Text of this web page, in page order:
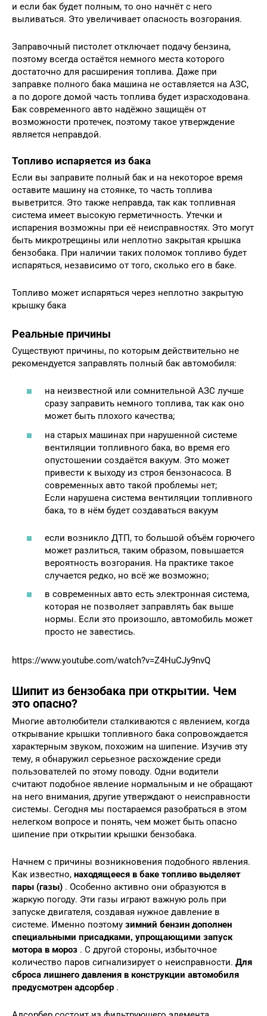
и если бак будет полным, то оно начнёт с него
выливаться. Это увеличивает опасность возгорания.
Заправочный пистолет отключает подачу бензина,
поэтому всегда остаётся немного места которого
достаточно для расширения топлива. Даже при
заправке полного бака машина не оставляется на АЗС,
а по дороге домой часть топлива будет израсходована.
Бак современного авто надёжно защищён от
возможности протечек, поэтому такое утверждение
является неправдой.
Топливо испаряется из бака
Если вы заправите полный бак и на некоторое время
оставите машину на стоянке, то часть топлива
выветрится. Это также неправда, так как топливная
система имеет высокую герметичность. Утечки и
испарения возможны при её неисправностях. Это могут
быть микротрещины или неплотно закрытая крышка
бензобака. При наличии таких поломок топливо будет
испаряться, независимо от того, сколько его в баке.
Топливо может испаряться через неплотно закрытую
крышку бака
Реальные причины
Существуют причины, по которым действительно не
рекомендуется заправлять полный бак автомобиля:
на неизвестной или сомнительной АЗС лучше
сразу заправить немного топлива, так как оно
может быть плохого качества;
на старых машинах при нарушенной системе
вентиляции топливного бака, во время его
опустошении создаётся вакуум. Это может
привести к выходу из строя бензонасоса. В
современных авто такой проблемы нет;
Если нарушена система вентиляции топливного
бака, то в нём будет создаваться вакуум
если возникло ДТП, то большой объём горючего
может разлиться, таким образом, повышается
вероятность возгорания. На практике такое
случается редко, но всё же возможно;
в современных авто есть электронная система,
которая не позволяет заправлять бак выше
нормы. Если это произошло, автомобиль может
просто не завестись.
https://www.youtube.com/watch?v=Z4HuCJy9nvQ
Шипит из бензобака при открытии. Чем
это опасно?
Многие автолюбители сталкиваются с явлением, когда
открывание крышки топливного бака сопровождается
характерным звуком, похожим на шипение. Изучив эту
тему, я обнаружил серьезное расхождение среди
пользователей по этому поводу. Одни водители
считают подобное явление нормальным и не обращают
на него внимания, другие утверждают о неисправности
системы. Сегодня мы постараемся разобраться в этом
нелегком вопросе и понять, чем может быть опасно
шипение при открытии крышки бензобака.
Начнем с причины возникновения подобного явления.
Как известно, находящееся в баке топливо выделяет
пары (газы) . Особенно активно они образуются в
жаркую погоду. Эти газы играют важную роль при
запуске двигателя, создавая нужное давление в
системе. Именно поэтому зимний бензин дополнен
специальными присадками, упрощающими запуск
мотора в мороз . С другой стороны, избыточное
количество паров сигнализирует о неисправности. Для
сброса лишнего давления в конструкции автомобиля
предусмотрен адсорбер .